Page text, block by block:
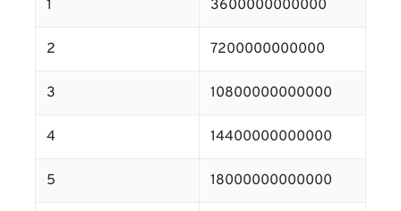
1 3600000000000
2 7200000000000
3 10800000000000
4 14400000000000
5 18000000000000